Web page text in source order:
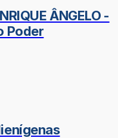
ÂNGELO -
Poder